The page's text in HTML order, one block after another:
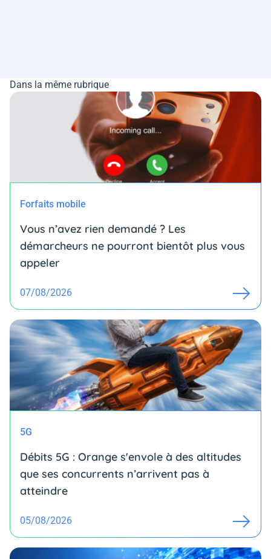
Dans la même rubrique
Forfaits mobile
Vous n’avez rien demandé ? Les
démarcheurs ne pourront bientôt plus vous
appeler
07/08/2026
5G
Débits 5G : Orange s'envole à des altitudes
que ses concurrents n’arrivent pas à
atteindre
05/08/2026